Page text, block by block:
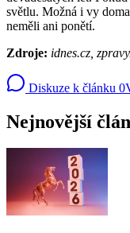
světlu. Možná i vy
neměli ani ponětí.
Zdroje: idnes.cz,
Diskuze k článku 0
Nejnovější